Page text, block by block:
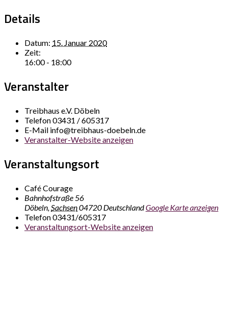
Details
Datum: 15. Januar 2020
Zeit:
16:00 - 18:00
Veranstalter
Treibhaus e.V. Döbeln
Telefon03431 / 605317
E-Mail info@treibhaus-doebeln.de
Veranstalter-Website anzeigen
Veranstaltungsort
Café Courage
Bahnhofstraße 56
Döbeln,Sachsen04720 DeutschlandGoogle Karte anzeigen
Telefon03431/605317
Veranstaltungsort-Website anzeigen